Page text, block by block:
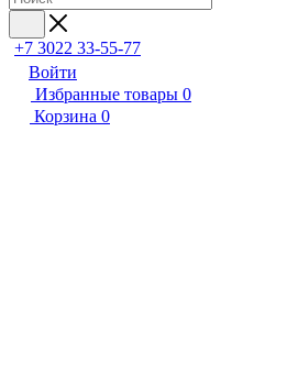
+7 3022 33-55-77
Войти
Избранные товары 0
Корзина 0